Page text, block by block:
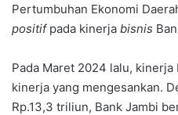
Pertumbuhan Ekonomi
positifpada kinerja bisnis
Pada Maret 2024 lalu,
kinerja yang mengesankan.
Rp.13,3 triliun, Bank Jambi